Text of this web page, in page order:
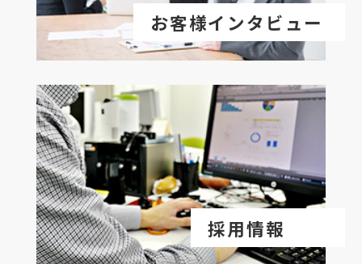
お客様インタビュー
採用情報